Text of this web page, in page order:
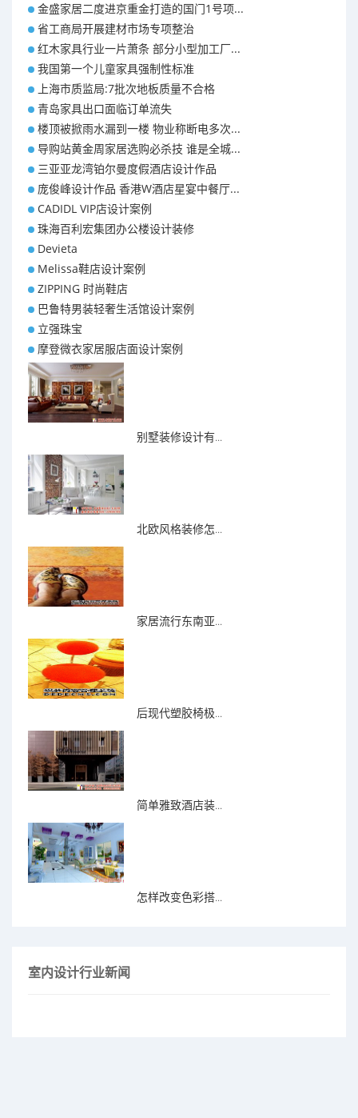
金盛家居二度进京重金打造的国门1号项...
省工商局开展建材市场专项整治
红木家具行业一片萧条 部分小型加工厂...
我国第一个儿童家具强制性标准
上海市质监局:7批次地板质量不合格
青岛家具出口面临订单流失
楼顶被掀雨水漏到一楼 物业称断电多次...
导购站黄金周家居选购必杀技 谁是全城...
三亚亚龙湾铂尔曼度假酒店设计作品
庞俊峰设计作品 香港W酒店星宴中餐厅...
CADIDL VIP店设计案例
珠海百利宏集团办公楼设计装修
Devieta
Melissa鞋店设计案例
ZIPPING 时尚鞋店
巴鲁特男装轻奢生活馆设计案例
立强珠宝
摩登微衣家居服店面设计案例
别墅装修设计有...
北欧风格装修怎...
家居流行东南亚...
后现代塑胶椅极...
简单雅致酒店装...
怎样改变色彩搭...
室内设计行业新闻